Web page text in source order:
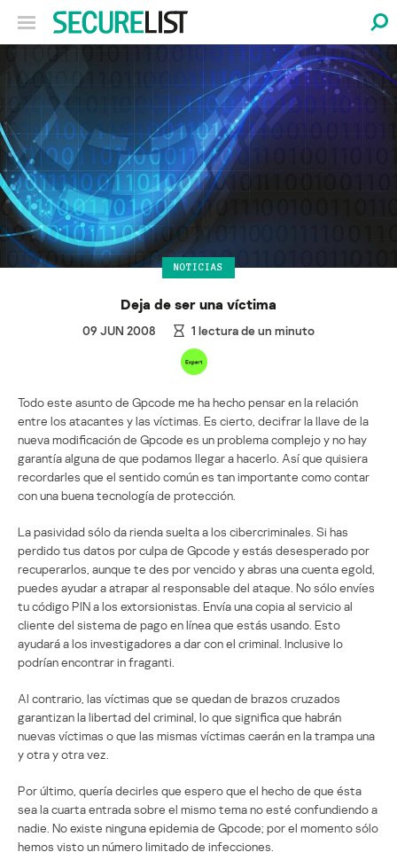
NOTICIAS
Deja de ser una víctima
09 JUN 2008 1 lectura de un minuto
Todo este asunto de Gpcode me ha hecho pensar en la relación
entre los atacantes y las víctimas. Es cierto, decifrar la llave de la
nueva modificación de Gpcode es un problema complejo y no hay
garantía alguna de que podamos llegar a hacerlo. Así que quisiera
recordarles que el sentido común es tan importante como contar
con una buena tecnología de protección.
La pasividad sólo da rienda suelta a los cibercriminales. Si has
perdido tus datos por culpa de Gpcode y estás desesperado por
recuperarlos, aunque te des por vencido y abras una cuenta egold,
puedes ayudar a atrapar al responsable del ataque. No sólo envíes
tu código PIN a los extorsionistas. Envía una copia al servicio al
cliente del sistema de pago en línea que estás usando. Esto
ayudará a los investigadores a dar con el criminal. Inclusive lo
podrían encontrar in fraganti.
Al contrario, las víctimas que se quedan de brazos cruzados
garantizan la libertad del criminal, lo que significa que habrán
nuevas víctimas o que las mismas víctimas caerán en la trampa una
y otra y otra vez.
Por último, quería decirles que espero que el hecho de que ésta
sea la cuarta entrada sobre el mismo tema no esté confundiendo a
nadie. No existe ninguna epidemia de Gpcode; por el momento sólo
hemos visto un número limitado de infecciones.